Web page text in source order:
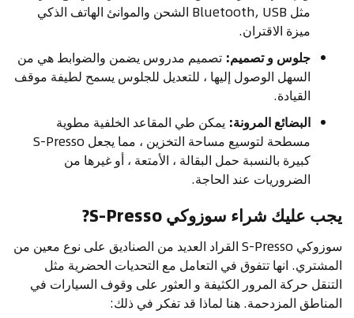
مثل Bluetooth, USB الشحن والموانئ الهاتف الذكي
ميزة الاقتران.
جلوس و تصميم: تصميم مدروس يضمن والضوابط هي من
السهل الوصول إليها ، للتعديل للجلوس يسمح لطيفة موقف
القيادة.
البضائع المرونة: يمكن طي المقاعد الخلفية مطوية
مسطحة لتوسيع مساحة التخزين ، مما يجعل S-Presso
كبيرة بالنسبة حمل البقالة ، الأمتعة ، أو غيرها من
الضروريات عند الحاجة.
يجب عليك شراء سوزوكي S-Presso?
سوزوكي S-Presso القراد العديد من الصناديق على نوع معين من
المشتري. انها تتفوق في التعامل مع التحديات الحضرية مثل
التنقل حركة المرور الكثيفة و العثور على وقوف السيارات في
المناطق المزدحمة. هنا لماذا قد تفكر في ذلك: